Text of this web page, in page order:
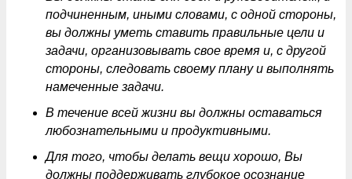
подчиненным, иными словами, с одной стороны,
вы должны уметь ставить правильные цели и
задачи, организовывать свое время и, с другой
стороны, следовать своему плану и выполнять
намеченные задачи.
В течение всей жизни вы должны оставаться
любознательными и продуктивными.
Для того, чтобы делать вещи хорошо, Вы
должны поддерживать глубокое осознание